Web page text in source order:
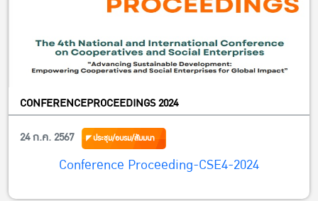
CONFERENCEPROCEEDINGS 2024
24 ก.ค. 2567
ประชุม/อบรม/สัมมนา
Conference Proceeding-CSE4-2024